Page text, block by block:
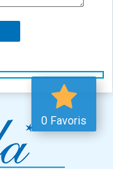
0 Favoris